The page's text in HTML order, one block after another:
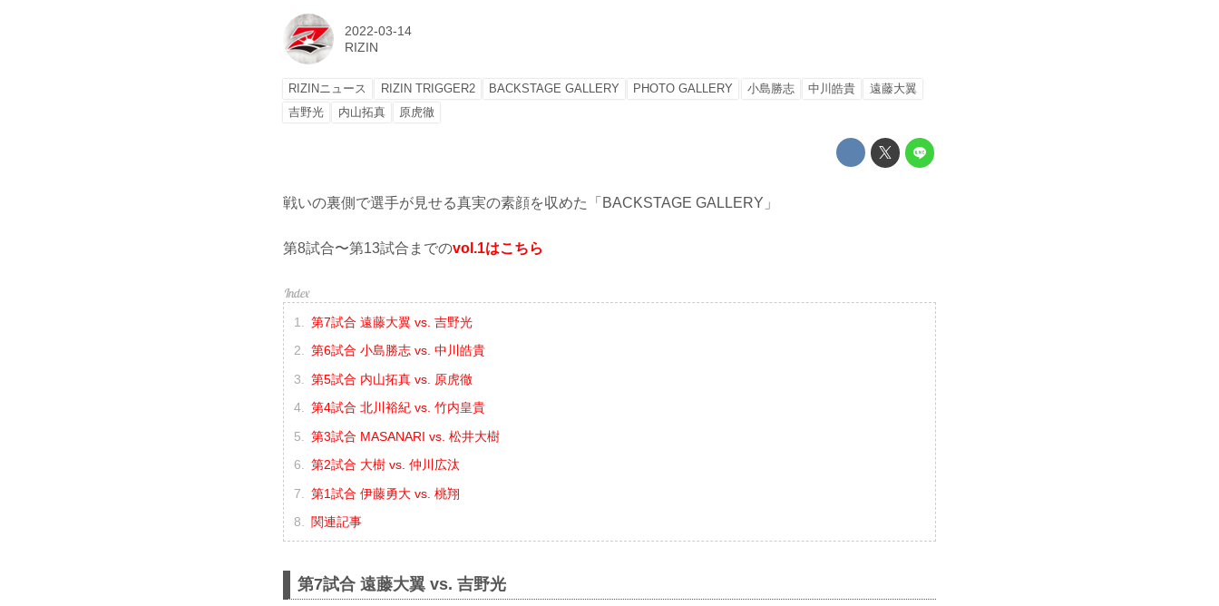
2022-03-14
RIZIN
RIZINニュース RIZIN TRIGGER2 BACKSTAGE GALLERY PHOTO GALLERY 小島勝志 中川皓貴
遠藤大翼
吉野光
内山拓真 原虎徹
戦いの裏側で選手が見せる真実の素顔を収めた「BACKSTAGE GALLERY」
第8試合〜第13試合までのvol.1はこちら
第7試合 遠藤大翼 vs. 吉野光
第6試合 小島勝志 vs. 中川皓貴
第5試合 内山拓真 vs. 原虎徹
第4試合 北川裕紀 vs. 竹内皇貴
第3試合 MASANARI vs. 松井大樹
第2試合 大樹 vs. 仲川広汰
第1試合 伊藤勇大 vs. 桃翔
関連記事
第7試合 遠藤大翼 vs. 吉野光